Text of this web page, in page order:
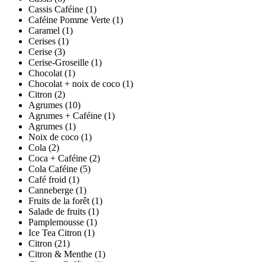
Cassis Caféine (1)
Caféine Pomme Verte (1)
Caramel (1)
Cerises (1)
Cerise (3)
Cerise-Groseille (1)
Chocolat (1)
Chocolat + noix de coco (1)
Citron (2)
Agrumes (10)
Agrumes + Caféine (1)
Agrumes (1)
Noix de coco (1)
Cola (2)
Coca + Caféine (2)
Cola Caféine (5)
Café froid (1)
Canneberge (1)
Fruits de la forêt (1)
Salade de fruits (1)
Pamplemousse (1)
Ice Tea Citron (1)
Citron (21)
Citron & Menthe (1)